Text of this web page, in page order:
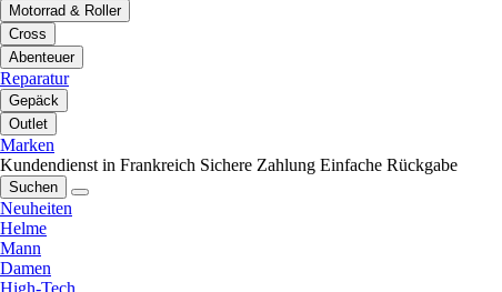
Motorrad & Roller
Cross
Abenteuer
Reparatur
Gepäck
Outlet
Marken
Kundendienst in Frankreich Sichere Zahlung Einfache Rückgabe
Suchen
Neuheiten
Helme
Mann
Damen